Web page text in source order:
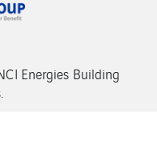
Energies Building